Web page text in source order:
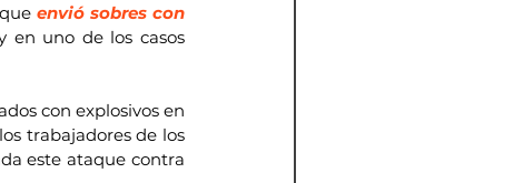
que envió sobres con
en uno de los casos
con explosivos en
trabajadores de los
este ataque contra